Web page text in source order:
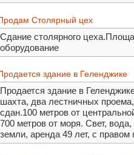
Столярный цех
Сдание столярного
оборудование
здание в Геленджике
Продается здание в
шахта, два лестничных
сдан.100 метров от
700 метров от моря. Свет,
земли, аренда 49 лет, с правом